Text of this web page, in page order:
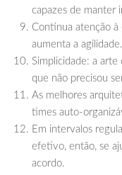
capazes de manter
Contínua atenção
aumenta a agilidade.
Simplicidade: a
que não precisou
As melhores
times auto-
Em intervalos
efetivo, então, se
acordo.